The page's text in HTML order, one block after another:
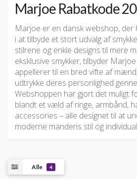
Marjoe Rabatkode
Marjoe er en dansk webshop, der
i at tilbyde et stort udvalg af
stilrene og enkle designs til mere
eksklusive smykker, tilbyder
appellerer til en bred vifte af
udtrykke deres personlighed
Webshoppen har gjort det muligt
blandt et væld af ringe, armbånd,
accessories – alle designet til at
moderne mandens stil og
Alle 4